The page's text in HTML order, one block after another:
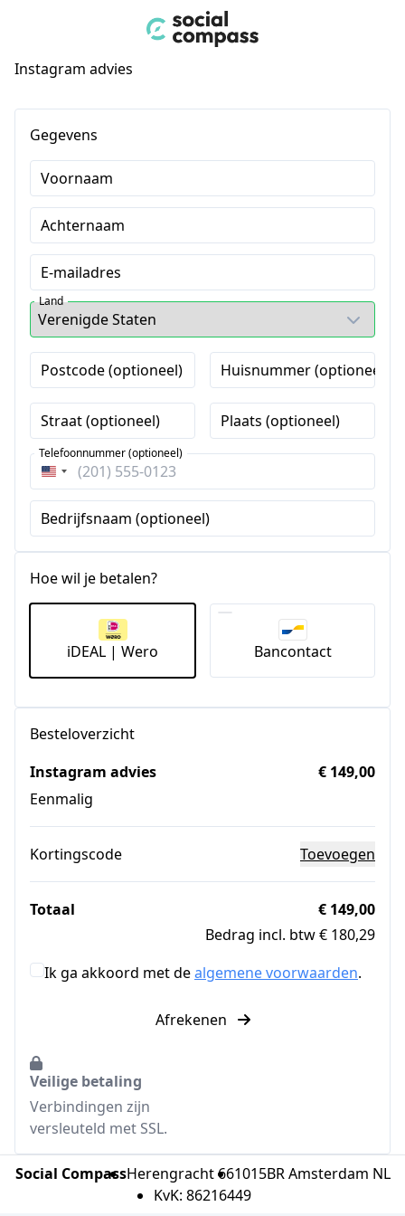
Instagram advies
Gegevens
Voornaam
Achternaam
E-mailadres
Land
Postcode (optioneel) Huisnummer (optioneel)
Straat (optioneel) Plaats (optioneel)
Verenigde
Staten
+1
Telefoonnummer (optioneel)
Bedrijfsnaam (optioneel)
Hoe wil je betalen?
iDEAL | Wero Bancontact
Besteloverzicht
Instagram advies
Eenmalig
€ 149,00
Kortingscode Toevoegen
Totaal
€ 149,00
Bedrag incl. btw € 180,29
Ik ga akkoord met dealgemene voorwaarden.
Afrekenen
Veilige betaling
Verbindingen zijn
versleuteld met SSL.
Social CompassHerengracht 661015BR Amsterdam NL
KvK: 86216449